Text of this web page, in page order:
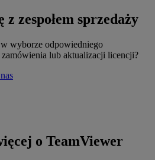
zespołem sprzedaży
wyborze odpowiedniego
zamówienia lub aktualizacji licencji?
o TeamViewer